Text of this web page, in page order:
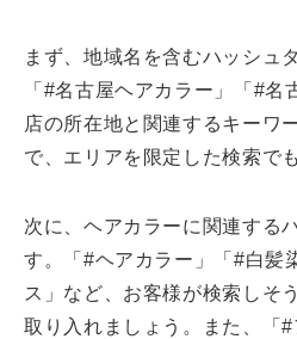
まず、地域名を含むハッシュ
「#名古屋ヘアカラー」「#名
店の所在地と関連するキーワ
で、エリアを限定した検索で
次に、ヘアカラーに関連する
す。「#ヘアカラー」「#白髪
ス」など、お客様が検索しそ
取り入れましょう。また、「#